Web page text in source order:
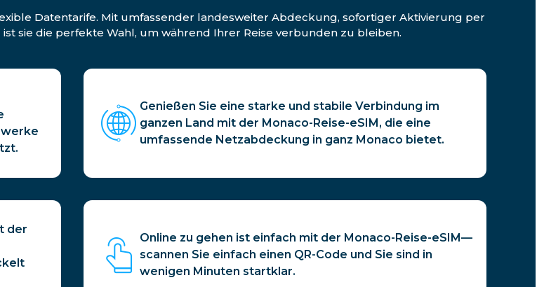
Datentarife. Mit umfassender landesweiter Abdeckung, sofortiger Aktivierung per
sie die perfekte Wahl, um während Ihrer Reise verbunden zu bleiben.
Genießen Sie eine starke und stabile Verbindung im
ganzen Land mit der Monaco-Reise-eSIM, die eine
umfassende Netzabdeckung in ganz Monaco bietet.
der
Online zu gehen ist einfach mit der Monaco-Reise-eSIM—
scannen Sie einfach einen QR-Code und Sie sind in
wenigen Minuten startklar.